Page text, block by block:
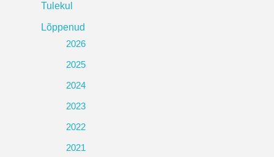
Tulekul
Lõppenud
2026
2025
2024
2023
2022
2021